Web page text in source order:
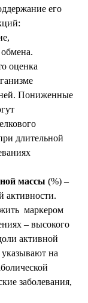
его
оценка
Пониженные
длительной
массы (%) –
активности.
маркером
– высокого
активной
указывают на
заболевания,